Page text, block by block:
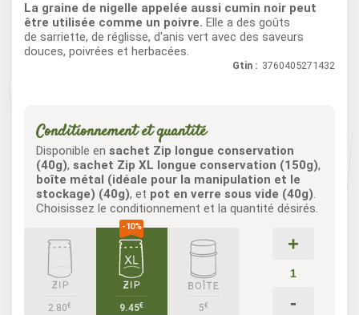
1
0
La graine de nigelle appelée aussi cumin noir peut
être utilisée comme un poivre. Elle a des goûts
de sarriette, de réglisse, d'anis vert avec des saveurs
douces, poivrées et herbacées.
Gtin : 3760405271432
Conditionnement et quantité
Disponible en sachet Zip longue conservation
(40g), sachet Zip XL longue conservation (150g),
boîte métal (idéale pour la manipulation et le
stockage) (40g), et pot en verre sous vide (40g).
Choisissez le conditionnement et la quantité désirés.
2.80€ 9.45€ 5€
+
-